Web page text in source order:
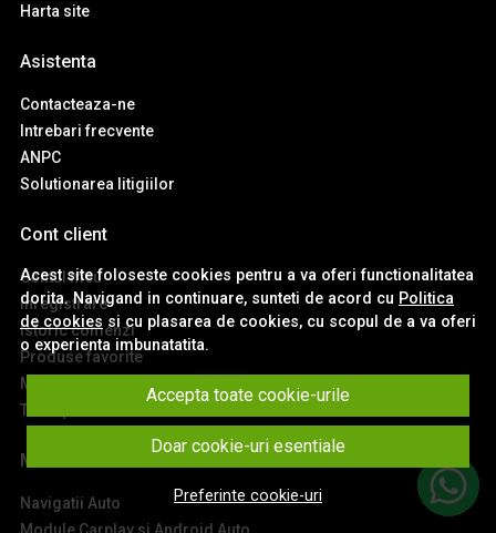
Acest site foloseste cookies pentru a va oferi functionalitatea
dorita. Navigand in continuare, sunteti de acord cu Politica
de cookies si cu plasarea de cookies, cu scopul de a va oferi
o experienta imbunatatita.
Accepta toate cookie-urile
Doar cookie-uri esentiale
Preferinte cookie-uri
Harta site
Asistenta
Contacteaza-ne
Intrebari frecvente
ANPC
Solutionarea litigiilor
Cont client
Contul meu
Inregistrare
Istoric comenzi
Produse favorite
Metode de plata
Transport si retururi
Main
Navigatii Auto
Module Carplay si Android Auto